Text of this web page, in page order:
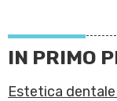
IN PRIMO
Estetica